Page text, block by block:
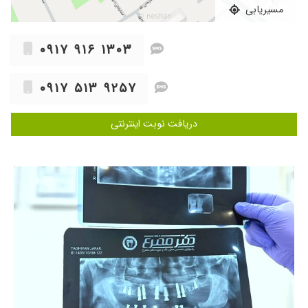
دندان برام روکش ایمپلنت ساختن مرسی از
بهرادتیم و دکترای خوب و دلسکزی که دارن و
عالی هستند آقای دکتر هم خوش برخورد هستند
شیما بهراد عالی هستند
۱۴۰۵/۰۲/۲۷
ایمپلنت بسیار عالی بود
من یکماه پیش برای جراحی دندان عقل به آقای
های خوب و دلسوزانه خودشون، تیم همراهشون
هم خیییلی خوش برخورد و خوش انرژی بودن
واقعا، بی شک برای باقی کارهای دندانپزشکی ام هم
حتما انتخابم آقای دکتر و تیم خوب بهراد هست
آقای دکتر کارشون فوقالعاده است من هرجا رفتم
نتیجه نگرفتم اینجا عالی بود مخصوصا شیما جون
توی مطب حرف نداشت هم کارش و هم برخوردش
عالی بود
مسیریابی
۰۹۱۷ ۹۱۶ ۱۳۰۳
۰۹۱۷ ۵۱۳ ۹۲۵۷
دریافت نوبت اینترنتی